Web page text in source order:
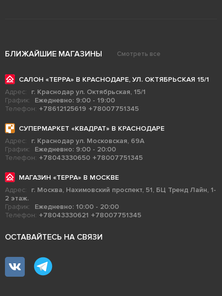
БЛИЖАЙШИЕ МАГАЗИНЫ Смотреть все
САЛОН «ТЕРРА» В КРАСНОДАРЕ, УЛ. ОКТЯБРЬСКАЯ 15/1
Адрес:
г. Краснодар ул. Октябрьская, 15/1
График:
Ежедневно: 9:00 - 19:00
Телефон: +78612125619 +78007751345
СУПЕРМАРКЕТ «КВАДРАТ» В КРАСНОДАРЕ
Адрес:
г. Краснодар ул. Московская, 69А
График:
Ежедневно: 9:00 - 20:00
Телефон: +78043330650 +78007751345
МАГАЗИН «ТЕРРА» В МОСКВЕ
Адрес:
г. Москва, Нахимовский проспект, 51, БЦ Тренд Лайн, 1-
2 этаж.
График:
Ежедневно: 10:00 - 20:00
Телефон: +78043330621 +78007751345
ОСТАВАЙТЕСЬ НА СВЯЗИ